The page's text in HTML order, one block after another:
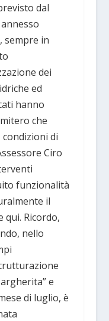
dal
sempre in
dei
ed
hanno
che
di
Ciro
funzionalità
il
Ricordo,
nello
e
di luglio, è